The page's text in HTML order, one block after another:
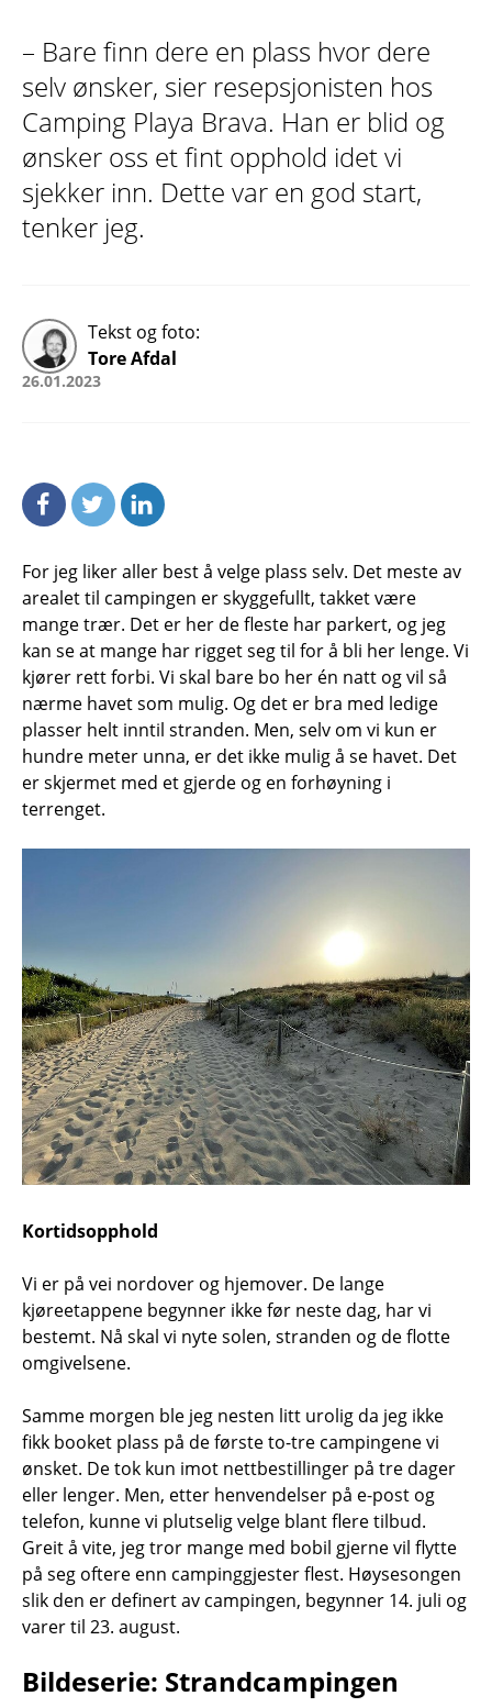
– Bare finn dere en plass hvor dere
selv ønsker, sier resepsjonisten hos
Camping Playa Brava. Han er blid og
ønsker oss et fint opphold idet vi
sjekker inn. Dette var en god start,
tenker jeg.
Tekst og foto:
Tore Afdal
26.01.2023
For jeg liker aller best å velge plass selv. Det meste av
arealet til campingen er skyggefullt, takket være
mange trær. Det er her de fleste har parkert, og jeg
kan se at mange har rigget seg til for å bli her lenge. Vi
kjører rett forbi. Vi skal bare bo her én natt og vil så
nærme havet som mulig. Og det er bra med ledige
plasser helt inntil stranden. Men, selv om vi kun er
hundre meter unna, er det ikke mulig å se havet. Det
er skjermet med et gjerde og en forhøyning i
terrenget.
Kortidsopphold
Vi er på vei nordover og hjemover. De lange
kjøreetappene begynner ikke før neste dag, har vi
bestemt. Nå skal vi nyte solen, stranden og de flotte
omgivelsene.
Samme morgen ble jeg nesten litt urolig da jeg ikke
fikk booket plass på de første to-tre campingene vi
ønsket. De tok kun imot nettbestillinger på tre dager
eller lenger. Men, etter henvendelser på e-post og
telefon, kunne vi plutselig velge blant flere tilbud.
Greit å vite, jeg tror mange med bobil gjerne vil flytte
på seg oftere enn campinggjester flest. Høysesongen
slik den er definert av campingen, begynner 14. juli og
varer til 23. august.
Bildeserie: Strandcampingen